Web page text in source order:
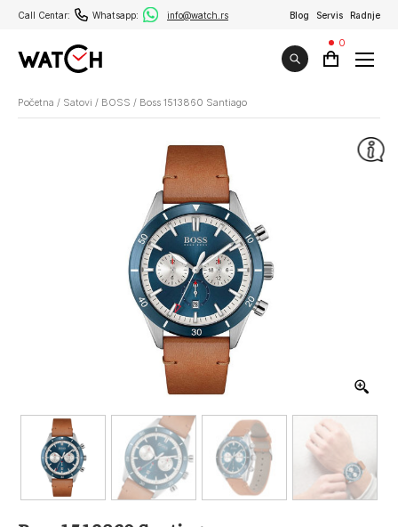
Call Centar: Whatsapp: info@watch.rs Blog Servis Radnje
0
Početna / Satovi / BOSS / Boss 1513860 Santiago